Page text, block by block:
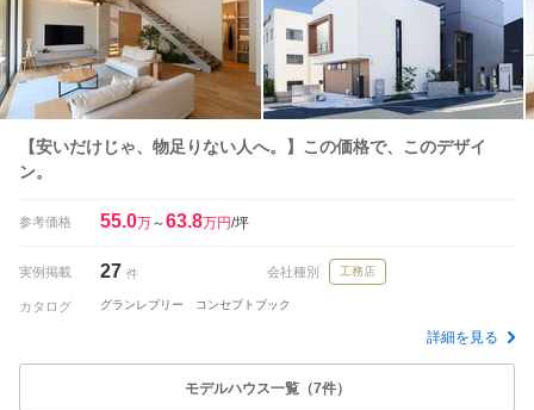
【安いだけじゃ、物足りない人へ。】この価格で、このデザイ
ン。
参考価格 55.0万～63.8万円/坪
実例掲載 27 件 会社種別 工務店
カタログ グランレブリー コンセプトブック
詳細を見る
モデルハウス一覧（7件）